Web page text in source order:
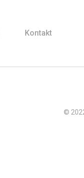
Kontakt
©